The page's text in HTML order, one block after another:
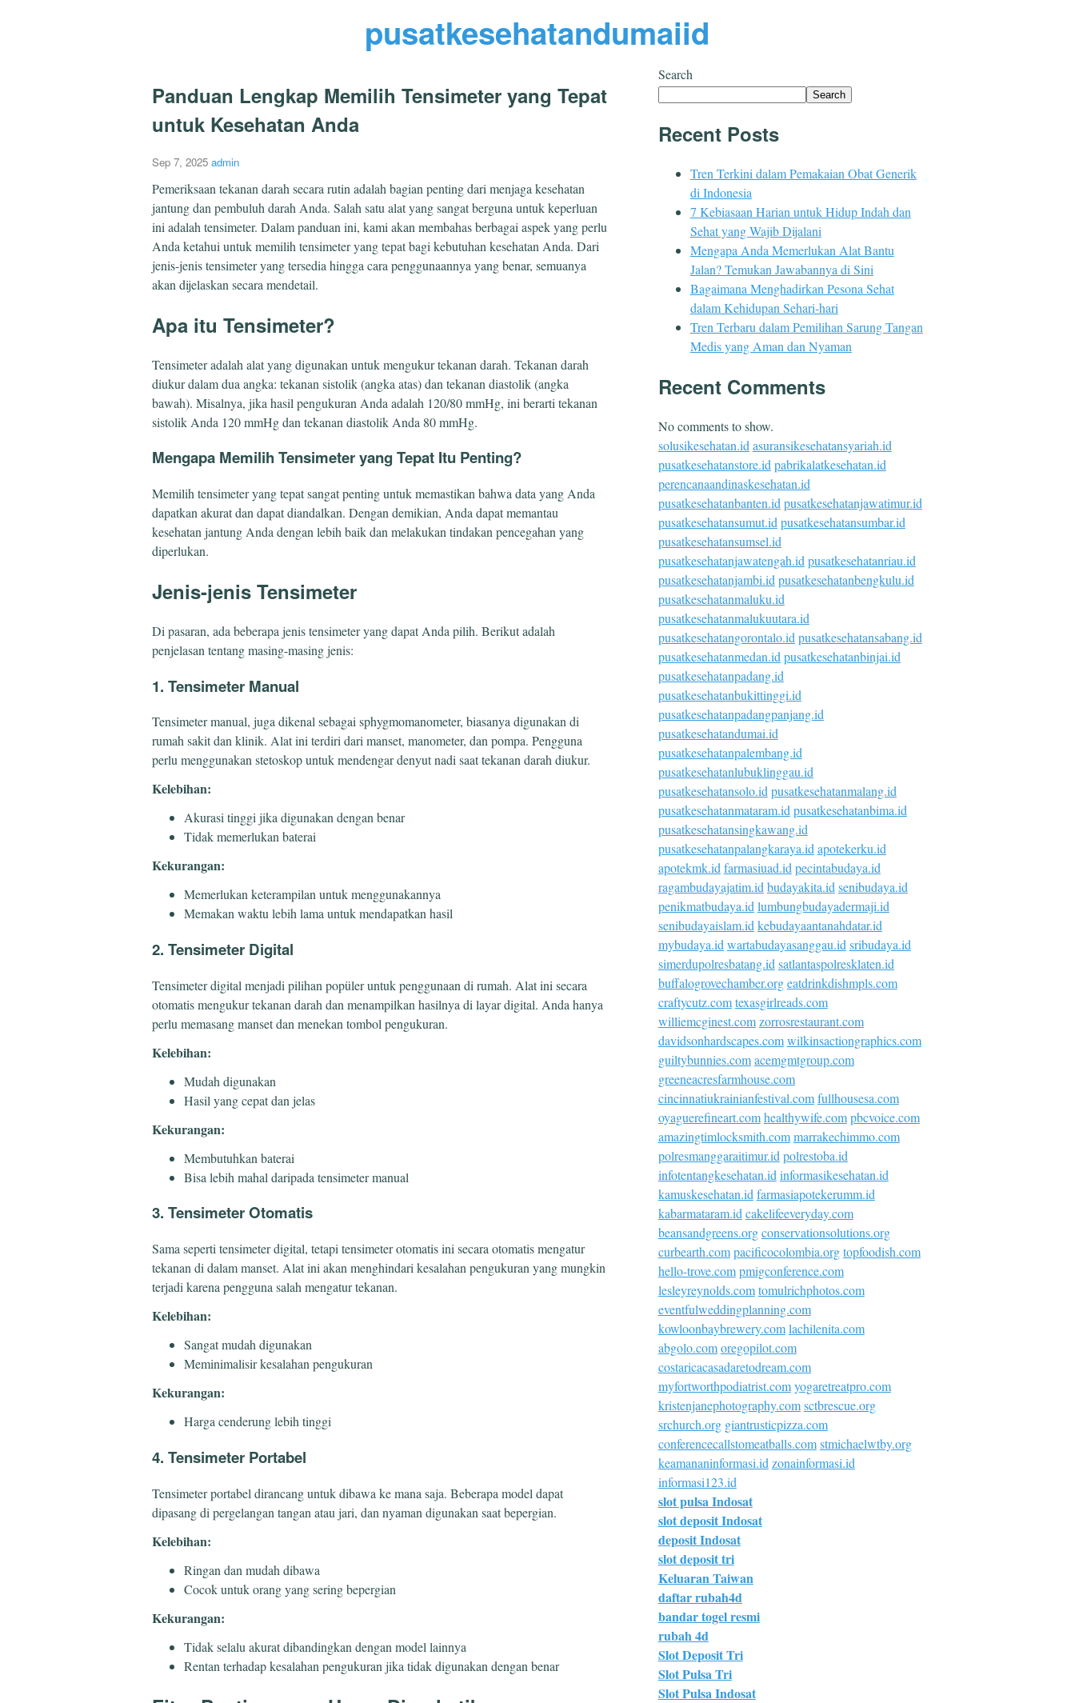
pusatkesehatandumaiid
Panduan Lengkap Memilih Tensimeter yang Tepat
untuk Kesehatan Anda
Sep 7, 2025 admin
Pemeriksaan tekanan darah secara rutin adalah bagian penting dari menjaga kesehatan
jantung dan pembuluh darah Anda. Salah satu alat yang sangat berguna untuk keperluan
ini adalah tensimeter. Dalam panduan ini, kami akan membahas berbagai aspek yang perlu
Anda ketahui untuk memilih tensimeter yang tepat bagi kebutuhan kesehatan Anda. Dari
jenis-jenis tensimeter yang tersedia hingga cara penggunaannya yang benar, semuanya
akan dijelaskan secara mendetail.
Apa itu Tensimeter?
Tensimeter adalah alat yang digunakan untuk mengukur tekanan darah. Tekanan darah
diukur dalam dua angka: tekanan sistolik (angka atas) dan tekanan diastolik (angka
bawah). Misalnya, jika hasil pengukuran Anda adalah 120/80 mmHg, ini berarti tekanan
sistolik Anda 120 mmHg dan tekanan diastolik Anda 80 mmHg.
Mengapa Memilih Tensimeter yang Tepat Itu Penting?
Memilih tensimeter yang tepat sangat penting untuk memastikan bahwa data yang Anda
dapatkan akurat dan dapat diandalkan. Dengan demikian, Anda dapat memantau
kesehatan jantung Anda dengan lebih baik dan melakukan tindakan pencegahan yang
diperlukan.
Jenis-jenis Tensimeter
Di pasaran, ada beberapa jenis tensimeter yang dapat Anda pilih. Berikut adalah
penjelasan tentang masing-masing jenis:
1. Tensimeter Manual
Tensimeter manual, juga dikenal sebagai sphygmomanometer, biasanya digunakan di
rumah sakit dan klinik. Alat ini terdiri dari manset, manometer, dan pompa. Pengguna
perlu menggunakan stetoskop untuk mendengar denyut nadi saat tekanan darah diukur.
Kelebihan:
Akurasi tinggi jika digunakan dengan benar
Tidak memerlukan baterai
Kekurangan:
Memerlukan keterampilan untuk menggunakannya
Memakan waktu lebih lama untuk mendapatkan hasil
2. Tensimeter Digital
Tensimeter digital menjadi pilihan popüler untuk penggunaan di rumah. Alat ini secara
otomatis mengukur tekanan darah dan menampilkan hasilnya di layar digital. Anda hanya
perlu memasang manset dan menekan tombol pengukuran.
Kelebihan:
Mudah digunakan
Hasil yang cepat dan jelas
Kekurangan:
Membutuhkan baterai
Bisa lebih mahal daripada tensimeter manual
3. Tensimeter Otomatis
Sama seperti tensimeter digital, tetapi tensimeter otomatis ini secara otomatis mengatur
tekanan di dalam manset. Alat ini akan menghindari kesalahan pengukuran yang mungkin
terjadi karena pengguna salah mengatur tekanan.
Kelebihan:
Sangat mudah digunakan
Meminimalisir kesalahan pengukuran
Kekurangan:
Harga cenderung lebih tinggi
4. Tensimeter Portabel
Tensimeter portabel dirancang untuk dibawa ke mana saja. Beberapa model dapat
dipasang di pergelangan tangan atau jari, dan nyaman digunakan saat bepergian.
Kelebihan:
Ringan dan mudah dibawa
Cocok untuk orang yang sering bepergian
Kekurangan:
Tidak selalu akurat dibandingkan dengan model lainnya
Rentan terhadap kesalahan pengukuran jika tidak digunakan dengan benar
Search
Search
Recent Posts
Tren Terkini dalam Pemakaian Obat Generik
di Indonesia
7 Kebiasaan Harian untuk Hidup Indah dan
Sehat yang Wajib Dijalani
Mengapa Anda Memerlukan Alat Bantu
Jalan? Temukan Jawabannya di Sini
Bagaimana Menghadirkan Pesona Sehat
dalam Kehidupan Sehari-hari
Tren Terbaru dalam Pemilihan Sarung Tangan
Medis yang Aman dan Nyaman
Recent Comments
No comments to show.
solusikesehatan.id asuransikesehatansyariah.id
pusatkesehatanstore.id pabrikalatkesehatan.id
perencanaandinaskesehatan.id
pusatkesehatanbanten.id pusatkesehatanjawatimur.id
pusatkesehatansumut.id pusatkesehatansumbar.id
pusatkesehatansumsel.id
pusatkesehatanjawatengah.id pusatkesehatanriau.id
pusatkesehatanjambi.id pusatkesehatanbengkulu.id
pusatkesehatanmaluku.id
pusatkesehatanmalukuutara.id
pusatkesehatangorontalo.id pusatkesehatansabang.id
pusatkesehatanmedan.id pusatkesehatanbinjai.id
pusatkesehatanpadang.id
pusatkesehatanbukittinggi.id
pusatkesehatanpadangpanjang.id
pusatkesehatandumai.id
pusatkesehatanpalembang.id
pusatkesehatanlubuklinggau.id
pusatkesehatansolo.id pusatkesehatanmalang.id
pusatkesehatanmataram.id pusatkesehatanbima.id
pusatkesehatansingkawang.id
pusatkesehatanpalangkaraya.id apotekerku.id
apotekmk.id farmasiuad.id pecintabudaya.id
ragambudayajatim.id budayakita.id senibudaya.id
penikmatbudaya.id lumbungbudayadermaji.id
senibudayaislam.id kebudayaantanahdatar.id
mybudaya.id wartabudayasanggau.id sribudaya.id
simerdupolresbatang.id satlantaspolresklaten.id
buffalogrovechamber.orgeatdrinkdishmpls.com
craftycutz.comtexasgirlreads.com
williemcginest.comzorrosrestaurant.com
davidsonhardscapes.comwilkinsactiongraphics.com
guiltybunnies.comacemgmtgroup.com
greeneacresfarmhouse.com
cincinnatiukrainianfestival.comfullhousesa.com
oyaguerefineart.comhealthywife.compbcvoice.com
amazingtimlocksmith.commarrakechimmo.com
polresmanggaraitimur.id polrestoba.id
infotentangkesehatan.id informasikesehatan.id
kamuskesehatan.id farmasiapotekerumm.id
kabarmataram.id cakelifeeveryday.com
beansandgreens.orgconservationsolutions.org
curbearth.compacificocolombia.orgtopfoodish.com
hello-trove.compmigconference.com
lesleyreynolds.comtomulrichphotos.com
eventfulweddingplanning.com
kowloonbaybrewery.comlachilenita.com
abgolo.comoregopilot.com
costaricacasadaretodream.com
myfortworthpodiatrist.comyogaretreatpro.com
kristenjanephotography.comsctbrescue.org
srchurch.org giantrusticpizza.com
conferencecallstomeatballs.comstmichaelwtby.org
keamananinformasi.id zonainformasi.id
informasi123.id
slot pulsa Indosat
slot deposit Indosat
deposit Indosat
slot deposit tri
Keluaran Taiwan
daftar rubah4d
bandar togel resmi
rubah 4d
Slot Deposit Tri
Slot Pulsa Tri
Slot Pulsa Indosat